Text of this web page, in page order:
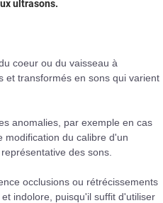
ultrasons.
coeur ou du vaisseau à
et transformés en sons qui varient
anomalies, par exemple en cas
modification du calibre d'un
des sons.
occlusions ou rétrécissements
indolore, puisqu'il suffit d'utiliser